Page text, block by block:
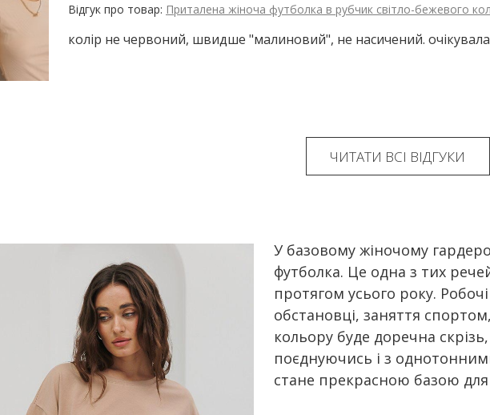
У базовому жіночому
футболка. Це одна з тих
протягом усього року.
обстановці, заняття
кольору буде доречна
поєднуючись і з
стане прекрасною базою
Приталена жіноча футболка в рубчик світло-бежевого
колір не червоний, швидше "малиновий", не насичений.
ЧИТАТИ ВСІ ВІДГУКИ